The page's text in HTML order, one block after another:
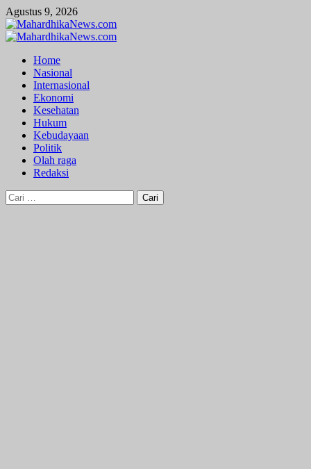
Skip
to
content
Agustus 9, 2026
Primary
Home
Nasional
Internasional
Ekonomi
Kesehatan
Hukum
Kebudayaan
Politik
Olah raga
Redaksi
Cari
untuk: